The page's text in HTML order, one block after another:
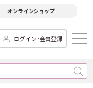
オンラインショップ
ログイン･会員登録